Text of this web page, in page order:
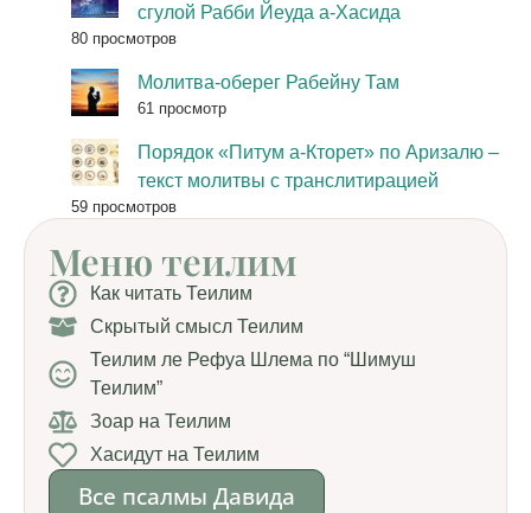
сгулой Рабби Йеуда а-Хасида
80 просмотров
Молитва-оберег Рабейну Там
61 просмотр
Порядок «Питум а-Кторет» по Аризалю –
текст молитвы с транслитирацией
59 просмотров
Меню теилим
Как читать Теилим
Скрытый смысл Теилим
Теилим ле Рефуа Шлема по “Шимуш
Теилим”
Зоар на Теилим
Хасидут на Теилим
Все псалмы Давида